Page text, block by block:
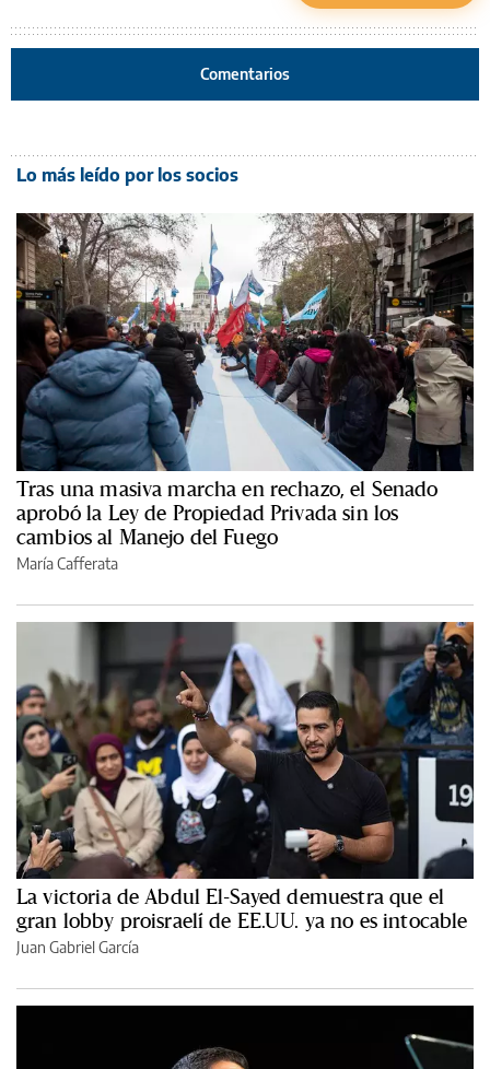
Comentarios
Lo más leído por los socios
Tras una masiva marcha en rechazo, el Senado
aprobó la Ley de Propiedad Privada sin los
cambios al Manejo del Fuego
María Cafferata
La victoria de Abdul El-Sayed demuestra que el
gran lobby proisraelí de EE.UU. ya no es intocable
Juan Gabriel García